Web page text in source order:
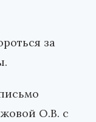
за
О.В. с